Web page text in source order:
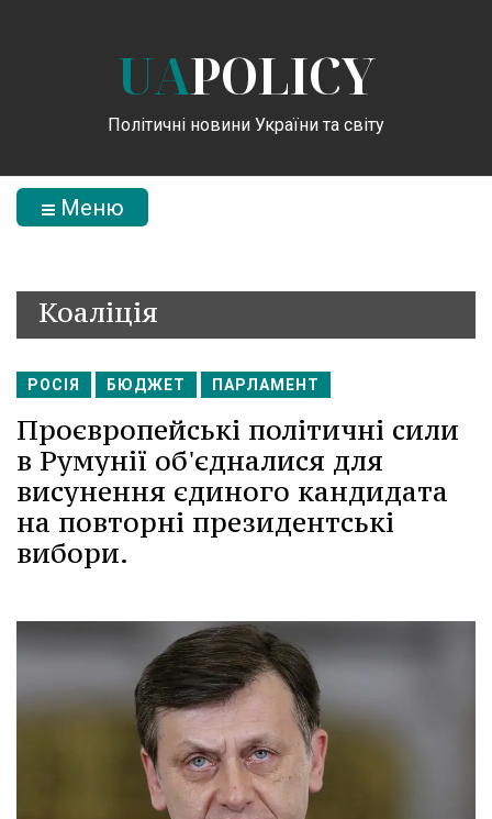
UAPOLICY
Політичні новини України та світу
Меню
Коаліція
РОСІЯ БЮДЖЕТ ПАРЛАМЕНТ
Проєвропейські політичні сили
в Румунії об'єдналися для
висунення єдиного кандидата
на повторні президентські
вибори.